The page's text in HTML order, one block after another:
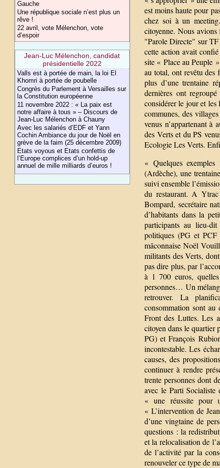
Gauche
Une république sociale n’est plus un
rêve !
22 avril, vote Mélenchon, vote
d’espoir
Jean-Luc Mélenchon, candidat
présidentielle 2022
Valls est à portée de main, la loi El
Khomri à portée de poubelle
Congrès du Parlement à Versailles sur
la Constitution européenne
11 novembre 2022 : « La paix est
notre affaire à tous » – Discours de
Jean-Luc Mélenchon à Chauny
Avec les salariés d’EDF et Yann
Cochin Ambiance du jour de Noël en
grève de la faim (25 décembre 2009)
Etats voyous et Etats confettis de
l’Europe complices d’un hold-up
annuel de mille milliards d’euros !
est moins haute pour
chez soi à un
citoyenne. Nous
"Parole Directe" sur
cette action avait
site « Place au Peuple
au total, ont revêtu des
plus d’une trentaine
dernières ont
considérer le jour et les
communes, des
venus n’appartenant à
des Verts et du PS
Ecologie Les Verts.
« Quelques
(Ardèche), une
suivi ensemble
du restaurant. A
Bompard, secrétaire
d’habitants dans la
participants au lieu-
politiques (PG et PCF
mâconnaise Noël
militants des Verts,
pas dire plus, par
à 1 700 euros,
personnes… Un
retrouver. La
consommation sont au
Front des Luttes. Les
citoyen dans le quartier
PG) et François
incontestable. Les
causes, des
continuer à rendre
trente personnes dont
avec le Parti Socialiste
« une réussite pour
« L’intervention de
d’une vingtaine de
questions : la
et la relocalisation de
de l’activité par la
renouveler ce type de